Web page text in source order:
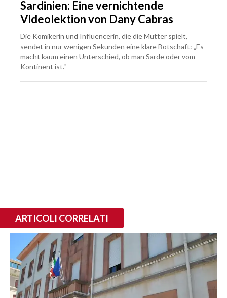
Sardinien: Eine vernichtende
Videolektion von Dany Cabras
Die Komikerin und Influencerin, die die Mutter spielt,
sendet in nur wenigen Sekunden eine klare Botschaft: „Es
macht kaum einen Unterschied, ob man Sarde oder vom
Kontinent ist.“
ARTICOLI CORRELATI